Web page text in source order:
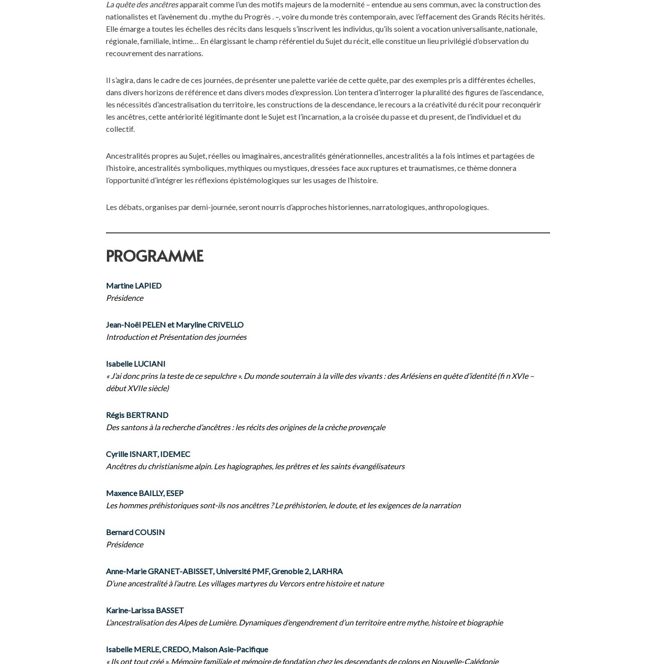
La quête des ancêtresapparait comme l’un des motifs majeurs de la modernité – entendue au sens commun, avec la construction des
nationalistes et l’avènement du . mythe du Progrès . –, voire du monde très contemporain, avec l’effacement des Grands Récits hérités.
Elle émarge a toutes les échelles des récits dans lesquels s’inscrivent les individus, qu’ils soient a vocation universalisante, nationale,
régionale, familiale, intime… En élargissant le champ référentiel du Sujet du récit, elle constitue un lieu privilégié d’observation du
recouvrement des narrations.
Il s’agira, dans le cadre de ces journées, de présenter une palette variée de cette quête, par des exemples pris a différentes échelles,
dans divers horizons de référence et dans divers modes d’expression. L’on tentera d’interroger la pluralité des figures de l’ascendance,
les nécessités d’ancestralisation du territoire, les constructions de la descendance, le recours a la créativité du récit pour reconquérir
les ancêtres, cette antériorité légitimante dont le Sujet est l’incarnation, a la croisée du passe et du present, de l’individuel et du
collectif.
Ancestralités propres au Sujet, réelles ou imaginaires, ancestralités générationnelles, ancestralités a la fois intimes et partagées de
l’histoire, ancestralités symboliques, mythiques ou mystiques, dressées face aux ruptures et traumatismes, ce thème donnera
l’opportunité d’intégrer les réflexions épistémologiques sur les usages de l’histoire.
Les débats, organises par demi-journée, seront nourris d’approches historiennes, narratologiques, anthropologiques.
PROGRAMME
Martine LAPIED
Présidence
Jean-Noël PELEN et Maryline CRIVELLO
Introduction et Présentation des journées
Isabelle LUCIANI
« J’ai donc prins la teste de ce sepulchre ». Du monde souterrain à la ville des vivants : des Arlésiens en quête d’identité (fi n XVIe –
début XVIIe siècle)
Régis BERTRAND
Des santons à la recherche d’ancêtres : les récits des origines de la crèche provençale
Cyrille ISNART, IDEMEC
Ancêtres du christianisme alpin. Les hagiographes, les prêtres et les saints évangélisateurs
Maxence BAILLY, ESEP
Les hommes préhistoriques sont-ils nos ancêtres ? Le préhistorien, le doute, et les exigences de la narration
Bernard COUSIN
Présidence
Anne-Marie GRANET-ABISSET, Université PMF, Grenoble 2, LARHRA
D’une ancestralité à l’autre. Les villages martyres du Vercors entre histoire et nature
Karine-Larissa BASSET
L’ancestralisation des Alpes de Lumière. Dynamiques d’engendrement d’un territoire entre mythe, histoire et biographie
Isabelle MERLE, CREDO, Maison Asie-Pacifique
« Ils ont tout créé ». Mémoire familiale et mémoire de fondation chez les descendants de colons en Nouvelle-Calédonie